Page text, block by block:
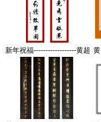
超鹏书【书法作品】
新年祝福------------------黄超
群(厦门)原国光中学教师
【书法作品】